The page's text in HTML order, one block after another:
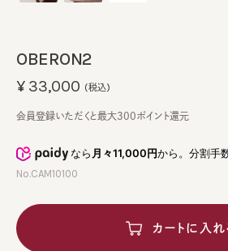
OBERON2
なら月々11,000円から。分割手
No.CAM10100
¥33,000 (税込)
会員登録いただくと最大300ポイント還元
カートに入れ